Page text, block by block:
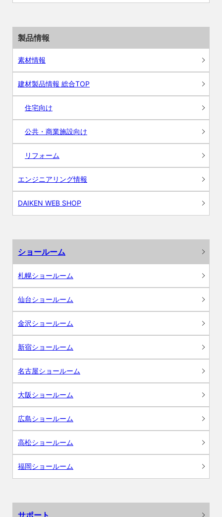
製品情報
素材情報
建材製品情報 総合TOP
住宅向け
公共・商業施設向け
リフォーム
エンジニアリング情報
DAIKEN WEB SHOP
ショールーム
札幌ショールーム
仙台ショールーム
金沢ショールーム
新宿ショールーム
名古屋ショールーム
大阪ショールーム
広島ショールーム
高松ショールーム
福岡ショールーム
サポート